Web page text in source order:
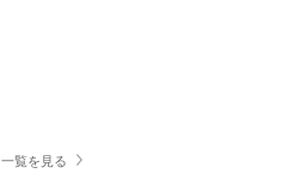
一覧を見る